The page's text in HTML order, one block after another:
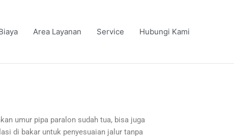
Area Layanan Service Hubungi Kami
umur pipa paralon sudah tua, bisa juga
di bakar untuk penyesuaian jalur tanpa